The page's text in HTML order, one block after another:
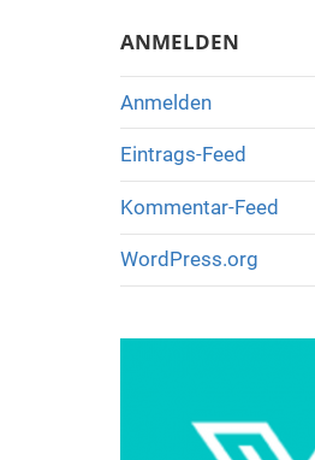
ANMELDEN
Anmelden
Eintrags-Feed
Kommentar-Feed
WordPress.org